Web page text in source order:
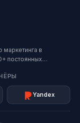
в
постоянных
Yandex